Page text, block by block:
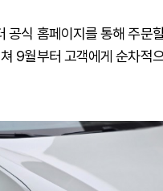
공식 홈페이지를 통해 주문
9월부터 고객에게 순차적